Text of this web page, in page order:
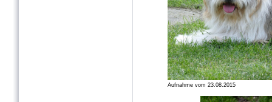
Aufnahme vom 23.08.2015